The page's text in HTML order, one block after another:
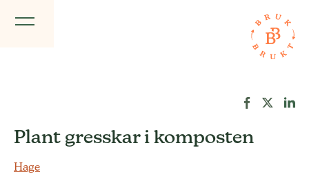
Plant gresskar i komposten
Hage